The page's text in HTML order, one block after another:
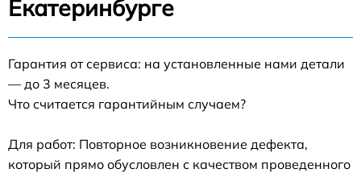
Екатеринбурге
Гарантия от сервиса: на установленные нами детали
— до 3 месяцев.
Что считается гарантийным случаем?
Для работ: Повторное возникновение дефекта,
который прямо обусловлен с качеством проведенного